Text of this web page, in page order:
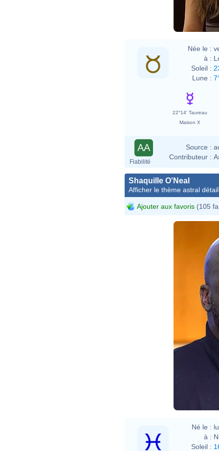
Née le :
à :
Soleil :
Lune :
22°14' Taureau
Maison X
AA
Fiabilité
Source :
Contributeur :
Shaquille O'Neal
Afficher le thème astral
Ajouter aux favoris (105
Né le :
à :
Soleil :